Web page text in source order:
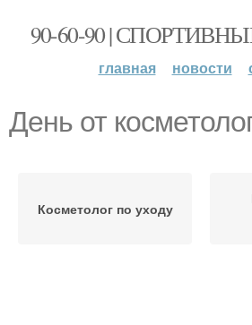
90-60-90 |
главная новости
День от
Косметолог по уходу